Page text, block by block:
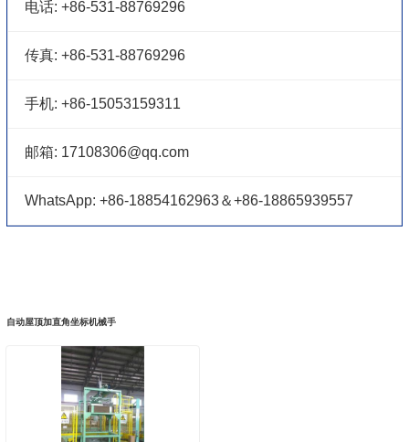
电话: +86-531-88769296
传真: +86-531-88769296
手机: +86-15053159311
邮箱: 17108306@qq.com
WhatsApp: +86-18854162963＆+86-18865939557
自动屋顶加直角坐标机械手